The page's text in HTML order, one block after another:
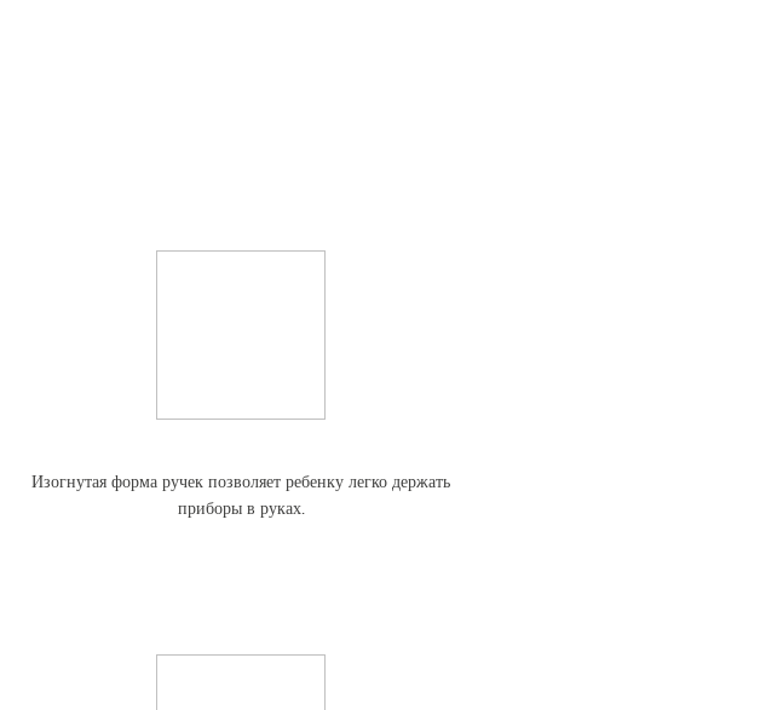
Изогнутая форма ручек позволяет ребенку легко держать
приборы в руках.